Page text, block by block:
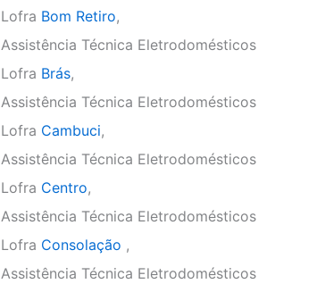
Lofra Bom Retiro,
Assistência Técnica Eletrodomésticos
Lofra Brás,
Assistência Técnica Eletrodomésticos
Lofra Cambuci,
Assistência Técnica Eletrodomésticos
Lofra Centro,
Assistência Técnica Eletrodomésticos
Lofra Consolação ,
Assistência Técnica Eletrodomésticos